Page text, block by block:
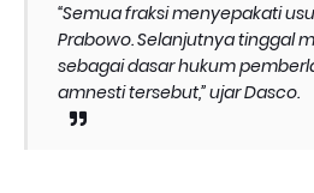
“Semua fraksi menyepakati
Prabowo. Selanjutnya tinggal
sebagai dasar hukum
amnesti tersebut,” ujar Dasco.